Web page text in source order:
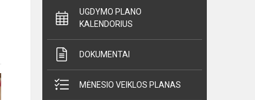
UGDYMO PLANO
KALENDORIUS
DOKUMENTAI
MĖNESIO VEIKLOS PLANAS